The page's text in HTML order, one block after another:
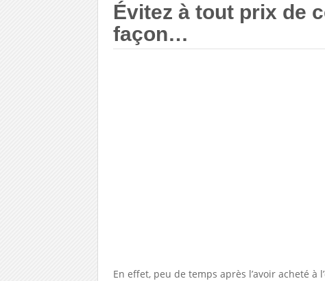
Évitez à tout prix de
façon…
En effet, peu de temps après l’avoir acheté